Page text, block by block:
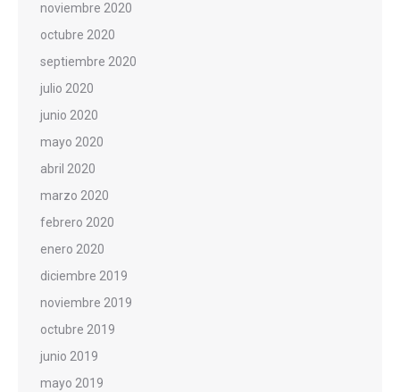
noviembre 2020
octubre 2020
septiembre 2020
julio 2020
junio 2020
mayo 2020
abril 2020
marzo 2020
febrero 2020
enero 2020
diciembre 2019
noviembre 2019
octubre 2019
junio 2019
mayo 2019